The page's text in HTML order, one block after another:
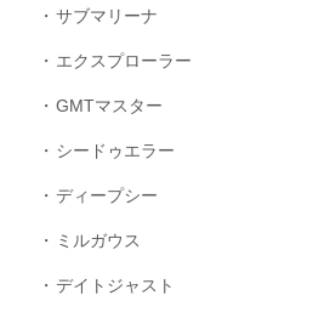
サブマリーナ
エクスプローラー
GMTマスター
シードゥエラー
ディープシー
ミルガウス
デイトジャスト